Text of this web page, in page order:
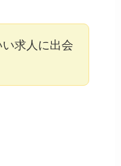
求人に出会